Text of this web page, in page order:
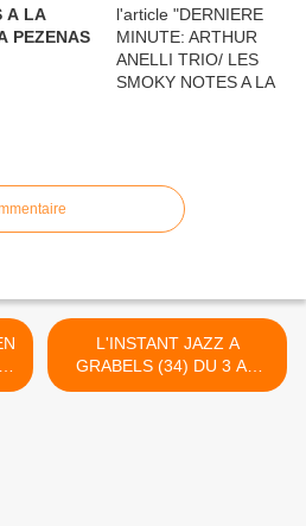
A LA
PEZENAS
L'INSTANT JAZZ A
GRABELS (34) DU 3 AU
6/07/2025 >